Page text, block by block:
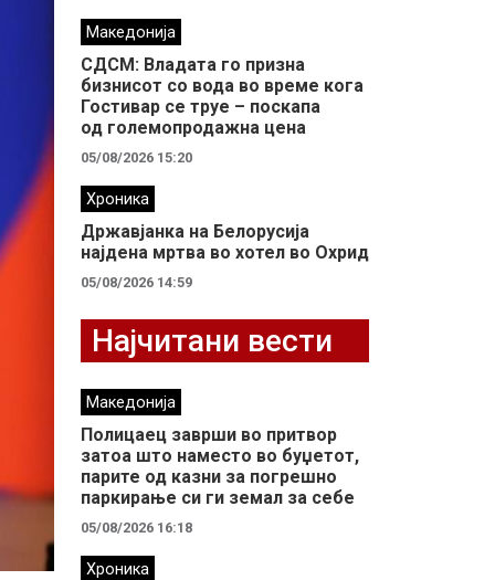
Македонија
СДСМ: Владата го призна
бизнисот со вода во време кога
Гостивар се труе – поскапа
од големопродажна цена
05/08/2026 15:20
Хроника
Државјанка на Белорусија
најдена мртва во хотел во Охрид
05/08/2026 14:59
Најчитани вести
Македонија
Полицаец заврши во притвор
затоа што наместо во буџетот,
парите од казни за погрешно
паркирање си ги земал за себе
05/08/2026 16:18
Хроника